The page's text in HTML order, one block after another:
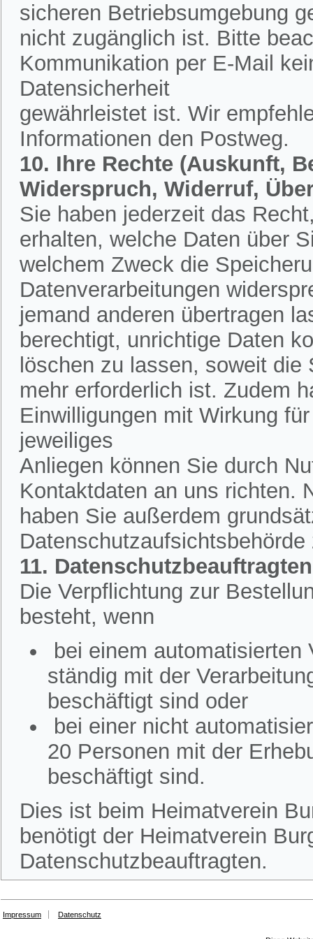
sicheren Betriebsumgebung
nicht zugänglich ist. Bitte
Kommunikation per E-Mail
Datensicherheit
gewährleistet ist. Wir
Informationen den Postweg.
10. Ihre Rechte (Auskunft,
Widerspruch, Widerruf,
Sie haben jederzeit das
erhalten, welche Daten über
welchem Zweck die
Datenverarbeitungen
jemand anderen übertragen
berechtigt, unrichtige Daten
löschen zu lassen, soweit
mehr erforderlich ist. Zudem
Einwilligungen mit Wirkung
jeweiliges
Anliegen können Sie durch
Kontaktdaten an uns richten.
haben Sie außerdem
11. Datenschutzbeauftragten
Die Verpflichtung zur
besteht, wenn
bei einem
ständig mit der
beschäftigt sind oder
bei einer nicht
20 Personen mit der
beschäftigt sind.
Dies ist beim Heimatverein
benötigt der Heimatverein
Datenschutzbeauftragten.
Impressum Datenschutz